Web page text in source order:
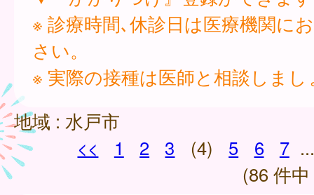
※ 診療時間､休診日は医療機関に
さい。
※ 実際の接種は医師と相談しまし
地域 : 水戸市
<<
1 2 3 (4) 5 6 7 ...
(86 件